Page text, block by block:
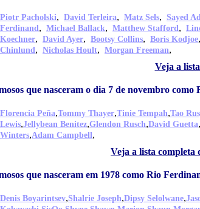
Piotr Pacholski, David Terleira, Matz Sels, Sayed
Ferdinand, Michael Ballack, Matthew Stafford,
Koechner, David Ayer, Bootsy Collins, Boris Kodjoe,
Chinlund, Nicholas Hoult, Morgan Freeman,
Veja a
que nasceram o dia 7 de novembro como
Florencia Peña,Tommy Thayer,Tinie Tempah,Tao
Lewis,Jellybean Benitez,Glendon Rusch,David Guetta,
Winters,Adam Campbell,
Veja a lista completa
que nasceram em 1978 como Rio
Denis Boyarintsev,Shalrie Joseph,Dipsy Selolwane,